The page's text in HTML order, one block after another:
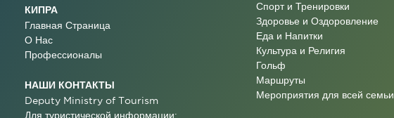
КИПРА
Главная Страница
О Нас
Профессионалы
НАШИ КОНТАКТЫ
Deputy Ministry of Tourism
Для туристической информации:
Спорт и Тренировки
Здоровье и Оздоровление
Еда и Напитки
Культура и Религия
Гольф
Маршруты
Мероприятия для всей семьи